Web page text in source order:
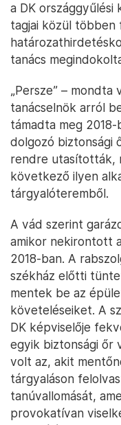
a DK országgyűlési
tagjai közül
tanács
„Persze” – mondta
tanácselnök arról
támadta meg
dolgozó biztonsági
rendre utasították,
következő ilyen
tárgyalóteremből.
A vád szerint
amikor nekirontott
2018-ban. A
székház előtti
mentek be az
követeléseiket. A
DK képviselője
egyik biztonsági őr
volt az, akit
tárgyaláson
tanúvallomását,
provokatívan